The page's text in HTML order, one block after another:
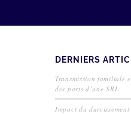
DERNIERS
Transmission familiale
des parts d’une SRL
Impact du